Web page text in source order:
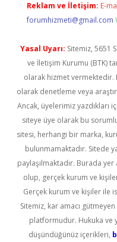
Reklam ve İletişim: E-
forumhizmeti@gmail.com
Yasal Uyarı: Sitemiz, 5651
ve İletişim Kurumu (BTK)
olarak hizmet
olarak denetleme veya
Ancak, üyelerimiz yazdıkları
siteye üye olarak bu
sitesi, herhangi bir marka,
bulunmamaktadır. Sitede
paylaşılmaktadır. Burada
olup, gerçek kurum ve
Gerçek kurum ve kişiler ile
Sitemiz, kar amacı
platformudur. Hukuka ve
düşündüğünüz içerikleri,